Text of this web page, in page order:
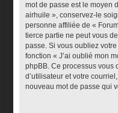
mot de passe est le moyen
airhuile », conservez-le
personne affiliée de «
tierce partie ne peut vous
passe. Si vous oubliez
fonction « J’ai oublié mon
phpBB. Ce processus vous
d’utilisateur et votre
nouveau mot de passe qui